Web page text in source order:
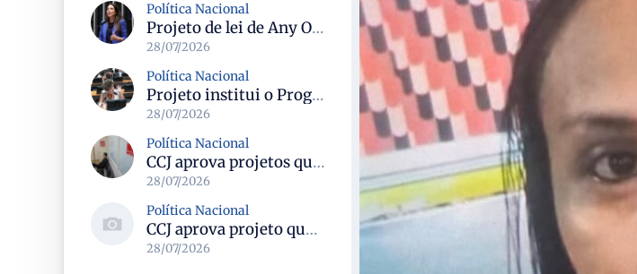
Política Nacional
Projeto de lei de Any Ortiz retira obrigação de ajuste escolar para a Copa do Mundo Feminina 2027
28/07/2026
Política Nacional
Projeto institui o Programa Nacional de Apoio ao Aleitamento Humano em Emergências (Prame) na Câmara dos Deputados
28/07/2026
Política Nacional
CCJ aprova projetos que criam datas comemorativas e reconhecem Uberlândia como capital do paradesporto
28/07/2026
Política Nacional
CCJ aprova projeto que reconhece soldadinho-do-araripe como ave-símbolo da Chapada do Araripe
28/07/2026